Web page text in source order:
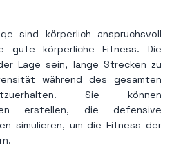
sind körperlich anspruchsvoll
gute körperliche Fitness. Die
Lage sein, lange Strecken zu
während des gesamten
Sie können
erstellen, die defensive
simulieren, um die Fitness der